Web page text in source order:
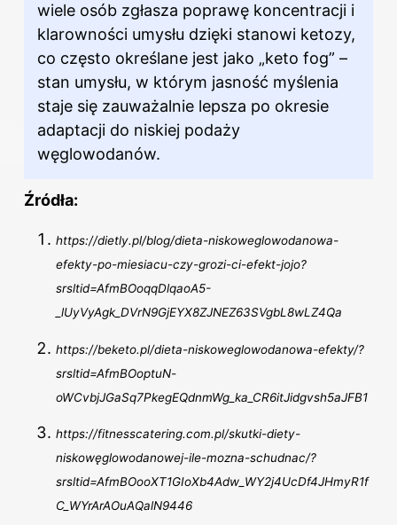
wiele osób zgłasza poprawę koncentracji i
klarowności umysłu dzięki stanowi ketozy,
co często określane jest jako „keto fog” –
stan umysłu, w którym jasność myślenia
staje się zauważalnie lepsza po okresie
adaptacji do niskiej podaży
węglowodanów.
Źródła:
https://dietly.pl/blog/dieta-niskoweglowodanowa-
efekty-po-miesiacu-czy-grozi-ci-efekt-jojo?
srsltid=AfmBOoqqDlqaoA5-
_lUyVyAgk_DVrN9GjEYX8ZJNEZ63SVgbL8wLZ4Qa
https://beketo.pl/dieta-niskoweglowodanowa-efekty/?
srsltid=AfmBOoptuN-
oWCvbjJGaSq7PkegEQdnmWg_ka_CR6itJidgvsh5aJFB1
https://fitnesscatering.com.pl/skutki-diety-
niskowęglowodanowej-ile-mozna-schudnac/?
srsltid=AfmBOooXT1GIoXb4Adw_WY2j4UcDf4JHmyR1f
C_WYrArAOuAQalN9446